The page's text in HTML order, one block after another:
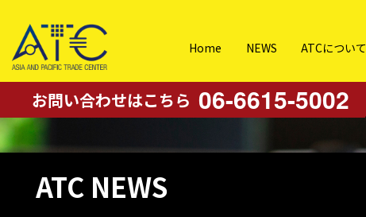
Home NEWS ATCについて
お問い合わせはこちら 06-6615-5002
ATC NEWS